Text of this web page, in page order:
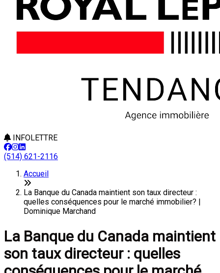
INFOLETTRE
(514) 621-2116
Accueil
La Banque du Canada maintient son taux directeur :
quelles conséquences pour le marché immobilier? |
Dominique Marchand
La Banque du Canada maintient
son taux directeur : quelles